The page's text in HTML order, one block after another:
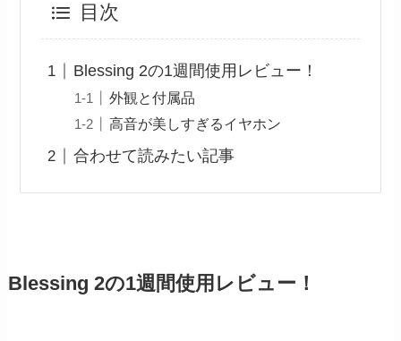
目次
Blessing 2の1週間使用レビュー！
外観と付属品
高音が美しすぎるイヤホン
合わせて読みたい記事
Blessing 2の1週間使用レビュー！